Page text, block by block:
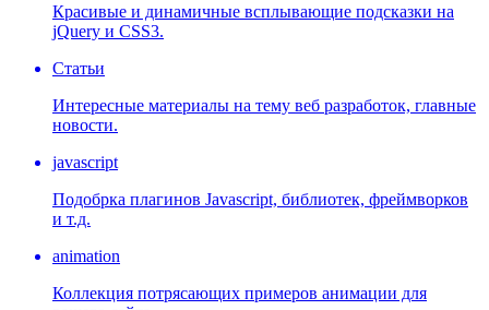
Красивые и динамичные всплывающие подсказки на
jQuery и CSS3.
Статьи
Интересные материалы на тему веб разработок, главные
новости.
javascript
Подобрка плагинов Javascript, библиотек, фреймворков
и т.д.
animation
Коллекция потрясающих примеров анимации для